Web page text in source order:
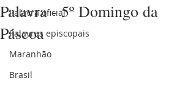
Palavra oficial
Palavras episcopais
Maranhão
Brasil
Palavra - 5º Domingo da
Páscoa